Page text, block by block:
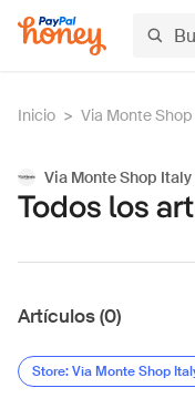
Inicio > Via Monte
Via Monte Shop Italy
Todos los
Artículos (0)
Store: Via Monte Shop